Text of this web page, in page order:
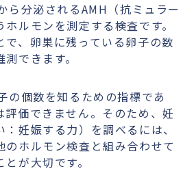
ら分泌されるAMH（抗ミュラー
ルモンを測定する検査です。
で、卵巣に残っている卵子の数
できます。
の個数を知るための指標であ
評価できません。そのため、妊
妊娠する力）を調べるには、
のホルモン検査と組み合わせて
が大切です。